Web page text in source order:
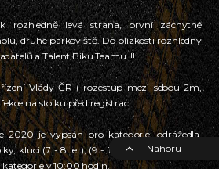
rozhledně levá strana, první záchytné
druhé parkoviště. Do blízkosti rozhledny
a Talent Biku Teamu !!!
Vlády ČR ( rozestup mezi sebou 2m,
na stolku před registraci.
2020 je vypsán pro kategorie: odrážedla,
kluci (7 - 8 let), (9 - 10 let), kadeti, junioři,
v 10:00 hodin.
Nahoru